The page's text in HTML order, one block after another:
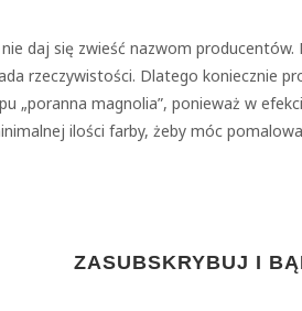
daj się zwieść nazwom
rzeczywistości. Dlatego koniecznie
„poranna magnolia”, ponieważ w
ilości farby, żeby móc
ZASUBSKRYBUJ I